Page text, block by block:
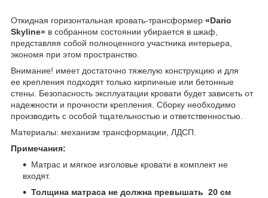
Откидная горизонтальная кровать-трансформер «Dario
Skyline» в собранном состоянии убирается в шкаф,
представляя собой полноценного участника интерьера,
экономя при этом пространство.
Внимание! имеет достаточно тяжелую конструкцию и для
ее крепления подходят только кирпичные или бетонные
стены. Безопасность эксплуатации кровати будет зависеть от
надежности и прочности крепления. Сборку необходимо
производить с особой тщательностью и ответственностью.
Материалы: механизм трансформации, ЛДСП.
Примечания:
Матрас и мягкое изголовье кровати в комплект не
входят.
Толщина матраса не должна превышать 20 см